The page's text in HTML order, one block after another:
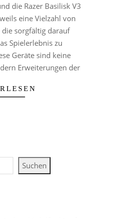
die Razer Basilisk V3
eine Vielzahl von
sorgfältig darauf
Spielerlebnis zu
Geräte sind keine
Erweiterungen der
Suchen